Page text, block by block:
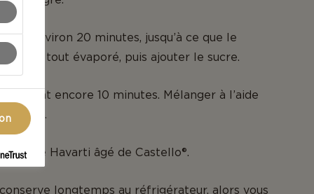
environ 20 minutes, jusqu’à ce que le
tout évaporé, puis ajouter le sucre.
encore 10 minutes. Mélanger à l’aide
à main.
Havarti âgé de Castello®.
longtemps au réfrigérateur, alors vous